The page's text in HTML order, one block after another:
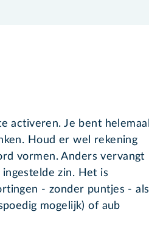
activeren. Je bent helemaal
Houd er wel rekening
vormen. Anders vervangt
zin. Het is
- zonder puntjes - als
mogelijk) of aub